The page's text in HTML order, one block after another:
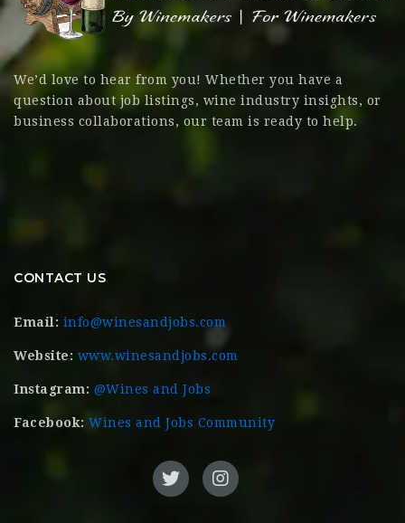
We’d love to hear from you! Whether you have a
question about job listings, wine industry insights, or
business collaborations, our team is ready to help.
CONTACT US
Email: info@winesandjobs.com
Website: www.winesandjobs.com
Instagram: @Wines and Jobs
Facebook: Wines and Jobs Community